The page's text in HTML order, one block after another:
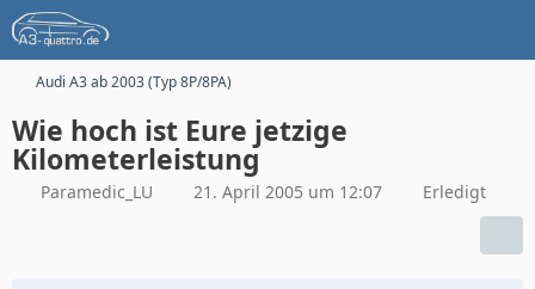
Audi A3 ab 2003 (Typ 8P/8PA)
Wie hoch ist Eure jetzige
Kilometerleistung
Paramedic_LU 21. April 2005 um 12:07 Erledigt